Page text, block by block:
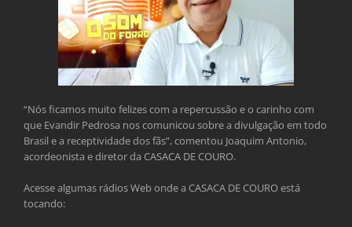
“Nós ficamos muito felizes com a repercussão e o carinho com
que Evandir Pedrosa nos comunicou sobre a divulgação em todo
Brasil e a receptividade dos fãs”, comentou Joaquim Antonio,
acordeonista e diretor da CASACA DE COURO.
Acesse algumas rádios Web onde a CASACA DE COURO está
tocando: